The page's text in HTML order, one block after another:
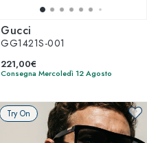
Gucci
GG1421S-001
221,00€
Consegna Mercoledì 12 Agosto
Try On